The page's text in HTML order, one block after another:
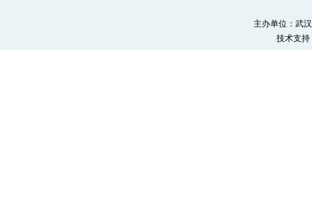
主办单位：武
技术支持